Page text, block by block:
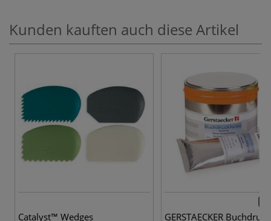
Kunden kauften auch diese Artikel
Catalyst™ Wedges
GERSTAECKER